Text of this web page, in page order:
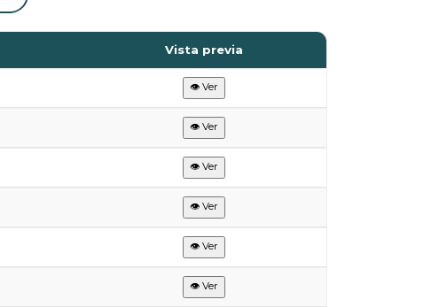
Vista previa
👁 Ver
👁 Ver
👁 Ver
👁 Ver
👁 Ver
👁 Ver